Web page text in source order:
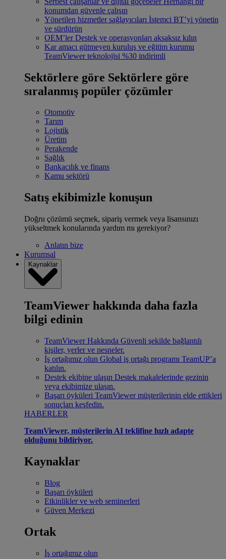
konumdan güvenle çalışın
Yönetilen hizmetler sağlayıcıları İstemci BT’yi yönetin
ve sürdürün
OEM’ler Destek ve operasyonları aksaksız kılın
Kar amacı gütmeyen kuruluş ve eğitim kurumu
TeamViewer teknolojisi %30 indirimli
Sektörlere göre Sektörlere göre
sıralanmış popüler çözümler
Otomotiv
Tarım
Lojistik
Üretim
Perakende
Sağlık
Bankacılık ve finans
Kamu sektörü
Satış ekibimizle konuşun
Doğru çözümü seçmek, sipariş vermek veya lisansınızı
yükseltmek konularında yardım mı gerekiyor?
Anlatın bize
Kurumsal
Kaynaklar
TeamViewer hakkında daha fazla
bilgi edinin
TeamViewer Hakkında Güvenli şekilde bağlantılı
kişiler, yerler ve nesneler.
İş ortağımız olun Global iş ortağı programı TeamUP’a
katılın.
Destek ekibine ulaşın Destek makalelerinde gezinin
veya ekibimize ulaşın.
Başarı öyküleri TeamViewer müşterilerinin elde ettikleri
sonuçları keşfedin.
HABERLER
TeamViewer, müşterilerin AI teklifine hızlı adapte
olduğunu bildiriyor.
Kaynaklar
Blog
Başarı öyküleri
Etkinlikler ve web seminerleri
Güven Merkezi
Ortak
İş ortağımız olun